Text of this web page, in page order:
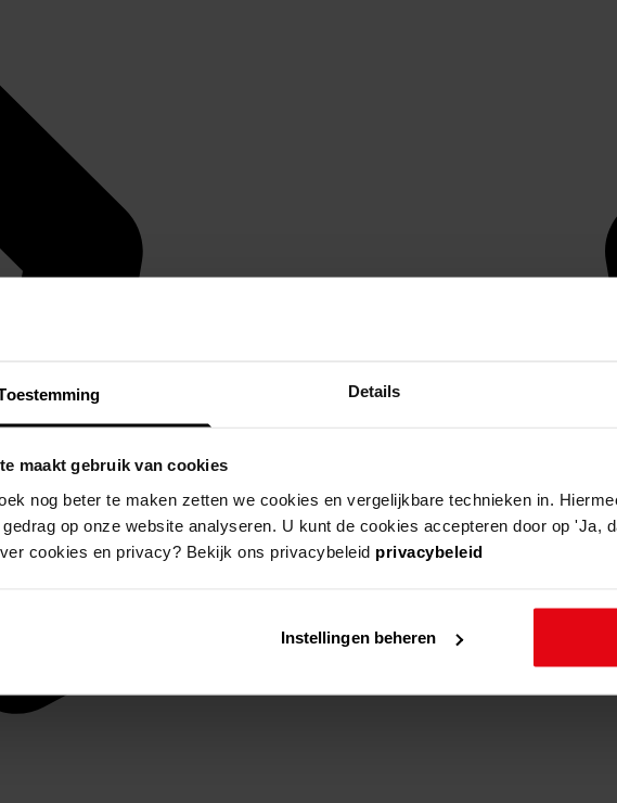
Details
maakt gebruik van cookies
nog beter te maken zetten we cookies en vergelijkbare technieken in.
gedrag op onze website analyseren. U kunt de cookies accepteren door op 'Ja,
cookies en privacy? Bekijk ons privacybeleid privacybeleid
Instellingen beheren